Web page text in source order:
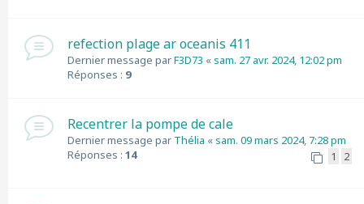
refection plage ar oceanis 411
Dernier message parF3D73 «sam. 27 avr. 2024, 12:02 pm
Réponses : 9
Recentrer la pompe de cale
Dernier message par Thélia «sam. 09 mars 2024, 7:28 pm
Réponses : 14 1 2